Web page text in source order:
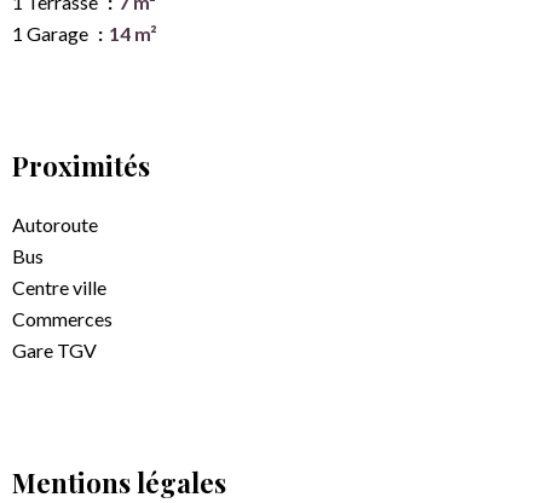
1 Garage
14 m²
Proximités
Autoroute
Bus
Centre ville
Commerces
Gare TGV
Mentions légales